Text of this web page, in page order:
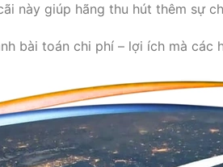
này giúp hãng thu hút thêm sự
bài toán chi phí – lợi ích mà các